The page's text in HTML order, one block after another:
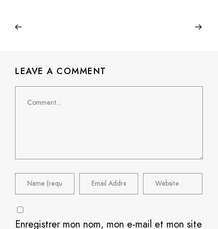
LEAVE A COMMENT
Enregistrer mon nom, mon e-mail et mon site